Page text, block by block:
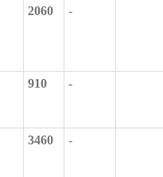
2060 -
910 -
3460 -